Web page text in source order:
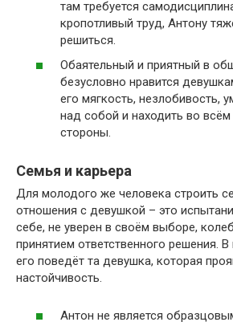
там требуется
кропотливый труд, Антону
решиться.
Обаятельный и приятный в
безусловно нравится
его мягкость, незлобивость,
над собой и находить во
стороны.
Семья и карьера
Для молодого же человека строить
отношения с девушкой – это
себе, не уверен в своём выборе,
принятием ответственного решения. В
его поведёт та девушка, которая
настойчивость.
Антон не является